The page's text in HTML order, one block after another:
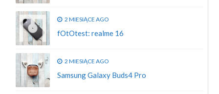
2 MIESIĄCE AGO
fOtOtest: realme 16
2 MIESIĄCE AGO
Samsung Galaxy Buds4 Pro